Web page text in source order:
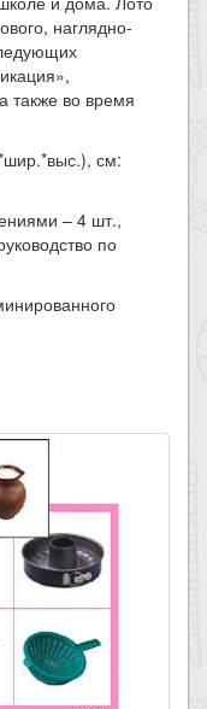
наглядно-
также во время
см:
– 4 шт.,
по